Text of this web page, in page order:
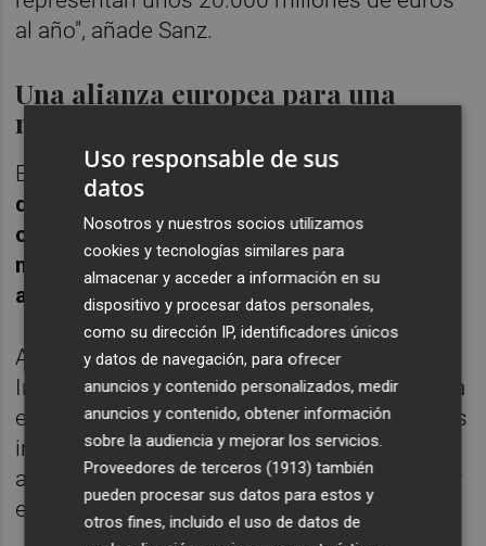
al año", añade Sanz.
Una alianza europea para una
mayor autonomía
En un trabajo reciente,la AIE advierte de
que la concentración geográfica en las
cadenas de suministros globales crea, al
mismo tiempo, "desafíos potenciales" a
abordar.
Aquí entra en juego la Alianza Europea de la
Industria Solar Fotovoltaica, iniciativa puesta
en marcha por la Comisión Europea, agentes
industriales, institutos de investigación y
asociaciones, que quiere contribuir a mitigar
el riesgo de suministro.
Uso responsable de sus
datos
Nosotros y nuestros socios utilizamos
cookies y tecnologías similares para
almacenar y acceder a información en su
dispositivo y procesar datos personales,
como su dirección IP, identificadores únicos
y datos de navegación, para ofrecer
anuncios y contenido personalizados, medir
anuncios y contenido, obtener información
sobre la audiencia y mejorar los servicios.
Proveedores de terceros (1913) también
pueden procesar sus datos para estos y
otros fines, incluido el uso de datos de